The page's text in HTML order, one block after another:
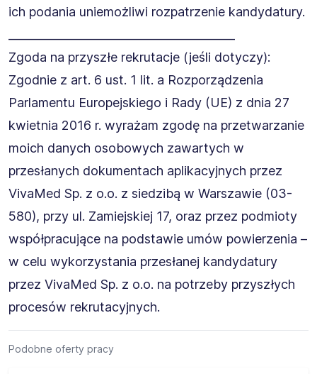
ich podania uniemożliwi rozpatrzenie kandydatury.
Zgoda na przyszłe rekrutacje (jeśli dotyczy):
Zgodnie z art. 6 ust. 1 lit. a Rozporządzenia
Parlamentu Europejskiego i Rady (UE) z dnia 27
kwietnia 2016 r. wyrażam zgodę na przetwarzanie
moich danych osobowych zawartych w
przesłanych dokumentach aplikacyjnych przez
VivaMed Sp. z o.o. z siedzibą w Warszawie (03-
580), przy ul. Zamiejskiej 17, oraz przez podmioty
współpracujące na podstawie umów powierzenia –
w celu wykorzystania przesłanej kandydatury
przez VivaMed Sp. z o.o. na potrzeby przyszłych
procesów rekrutacyjnych.
Podobne oferty pracy